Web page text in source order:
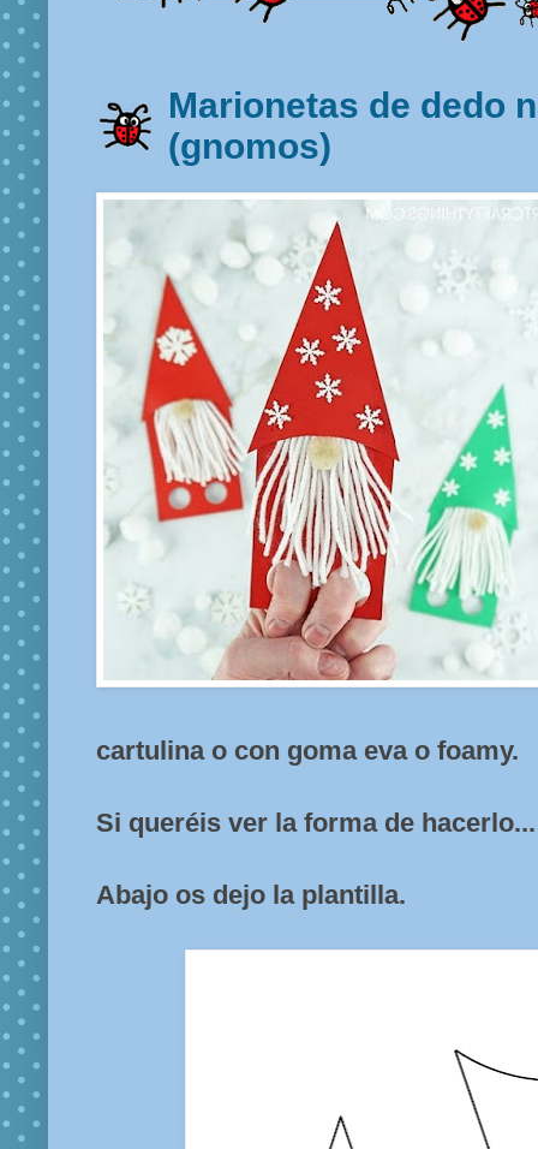
Marionetas de dedo
(gnomos)
cartulina o con goma eva o foamy.
Si queréis ver la forma de
Abajo os dejo la plantilla.